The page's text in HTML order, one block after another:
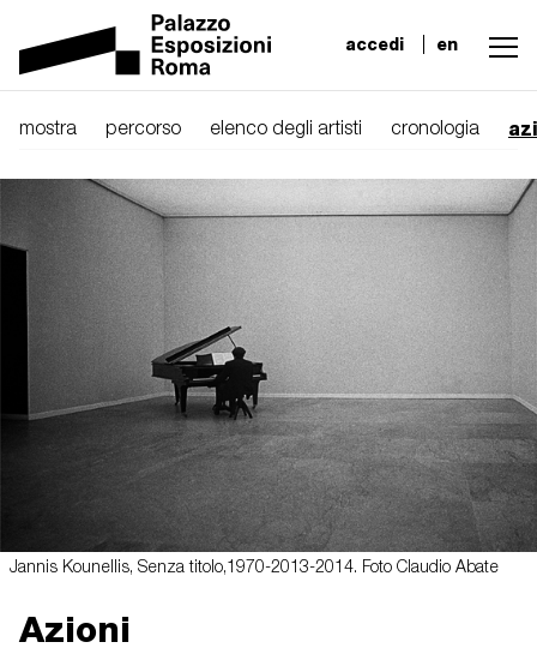
accedi en
mostra percorso elenco degli artisti cronologia
Jannis Kounellis, Senza titolo,1970-2013-2014. Foto Claudio Abate
Azioni